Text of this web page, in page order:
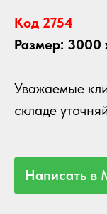
Код 2754
Размер: 3000
Уважаемые
складе
Написать в